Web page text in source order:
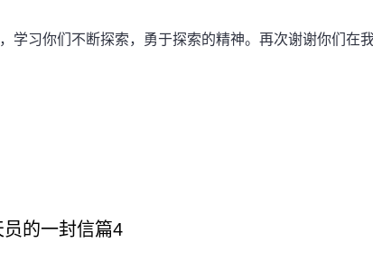
习你们不断探索，勇于探索的精神。再次谢谢你们在
的一封信篇4